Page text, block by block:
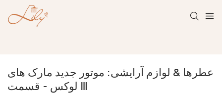
عطرها & لوازم آرایشی: موتور جدید مارک های
لوکس - قسمت Ⅲ